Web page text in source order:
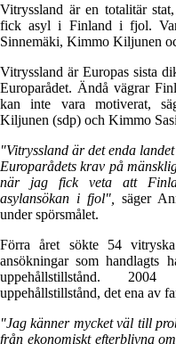
Vitryssland är en totalitär
fick asyl i Finland i fjol.
Sinnemäki, Kimmo Kiljunen
Vitryssland är Europas sista
Europarådet. Ändå vägrar
kan inte vara motiverat,
Kiljunen (sdp) och Kimmo
"Vitryssland är det enda
Europarådets krav på
när jag fick veta att
asylansökan i fjol",
säger
under spörsmålet.
Förra året sökte 54
ansökningar som handlagts
uppehållstillstånd.
uppehållstillstånd, det ena av
"Jag känner mycket väl till
från ekonomiskt efterblivna